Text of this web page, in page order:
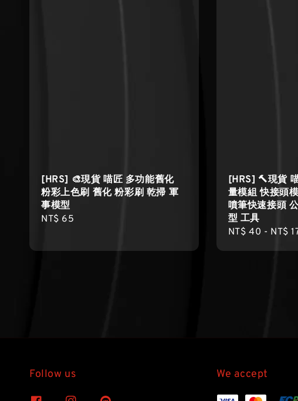
[HRS] 🎨現貨 喵匠 多功能舊化
粉彩上色刷 舊化 粉彩刷 乾掃 軍
事模型
Regular
NT$ 65
[HRS] 🔨現貨
量模組 快接頭
噴筆快速接頭
型 工具
Regular
NT$ 40 - NT$
Follow us We accept